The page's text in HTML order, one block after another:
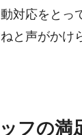
対応をとっ
と声がかけ
フの満